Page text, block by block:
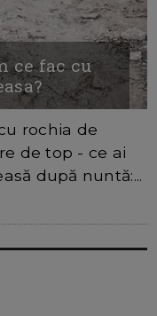
ce fac cu
rochia de
de top - ce ai
după nuntă:...